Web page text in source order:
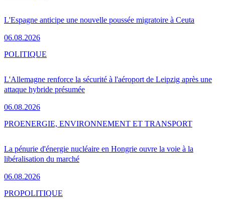
L'Espagne anticipe une nouvelle poussée migratoire à Ceuta
06.08.2026
L'Allemagne renforce la sécurité à l'aéroport de Leipzig après une
attaque hybride présumée
06.08.2026
POLITIQUE
La pénurie d'énergie nucléaire en Hongrie ouvre la voie à la
libéralisation du marché
06.08.2026
PROENERGIE, ENVIRONNEMENT ET TRANSPORT
PROPOLITIQUE